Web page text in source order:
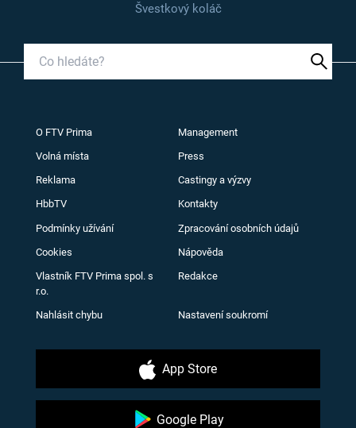
Švestkový koláč
O FTV Prima Management
Volná místa Press
Reklama Castingy a výzvy
HbbTV Kontakty
Podmínky užívání Zpracování osobních údajů
Cookies Nápověda
Vlastník FTV Prima spol. s
r.o.
Redakce
Nahlásit chybu Nastavení soukromí
App Store
Google Play